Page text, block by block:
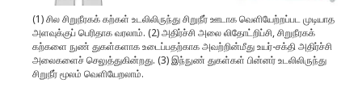
(1) சில சிறுநீரகக் கற்கள் உடலிலிருந்து சிறுநீர் ஊடாக வெளியேற்றப்பட முடியாத
அளவுக்குப் பெரிதாக வரலாம். (2) அதிர்ச்சி அலை லிதோட்றிப்சி, சிறுநீரகக்
கற்களை நுண் துகள்களாக உடைப்பதற்காக அவற்றின்மீது உயர்-சக்தி அதிர்ச்சி
அலைகளைச் செலுத்துகின்றது. (3) இந்நுண் துகள்கள் பின்னர் உடலிலிருந்து
சிறுநீர் மூலம் வெளியேறலாம்.